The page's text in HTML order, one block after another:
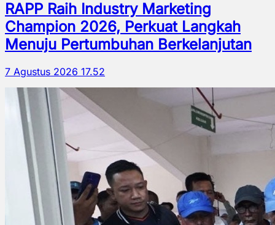
RAPP Raih Industry Marketing
Champion 2026, Perkuat Langkah
Menuju Pertumbuhan Berkelanjutan
7 Agustus 2026 17.52